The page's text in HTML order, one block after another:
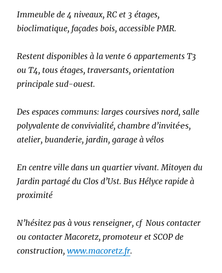
Immeuble de 4 niveaux, RC et 3 étages,
bioclimatique, façades bois, accessible PMR.
Restent disponibles à la vente 6 appartements T3
ou T4, tous étages, traversants, orientation
principale sud-ouest.
Des espaces communs: larges coursives nord, salle
polyvalente de convivialité, chambre d’invité·e·s,
atelier, buanderie, jardin, garage à vélos
En centre ville dans un quartier vivant. Mitoyen du
Jardin partagé du Clos d’Ust. Bus Hélyce rapide à
proximité
N’hésitez pas à vous renseigner, cf Nous contacter
ou contacter Macoretz, promoteur et SCOP de
construction,www.macoretz.fr.